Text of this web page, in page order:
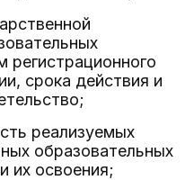
регистрационного
срока действия и
реализуемых
образовательных
их освоения;